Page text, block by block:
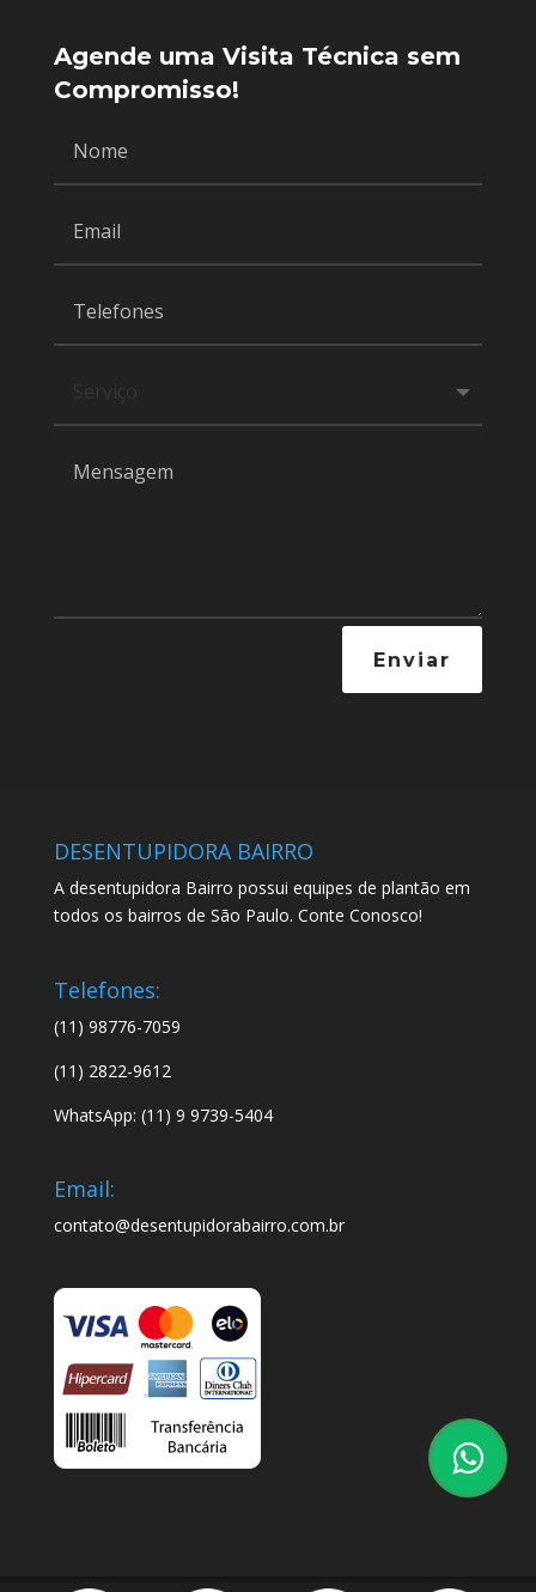
Agende uma Visita Técnica sem
Compromisso!
Enviar
DESENTUPIDORA BAIRRO
A desentupidora Bairro possui equipes de plantão em
todos os bairros de São Paulo. Conte Conosco!
Telefones:
(11) 98776-7059
(11) 2822-9612
WhatsApp: (11) 9 9739-5404
Email:
contato@desentupidorabairro.com.br